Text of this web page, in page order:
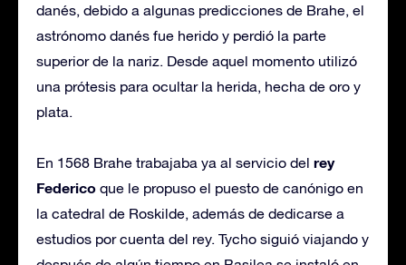
danés, debido a algunas predicciones de Brahe, el
astrónomo danés fue herido y perdió la parte
superior de la nariz. Desde aquel momento utilizó
una prótesis para ocultar la herida, hecha de oro y
plata.
En 1568 Brahe trabajaba ya al servicio del rey
Federico que le propuso el puesto de canónigo en
la catedral de Roskilde, además de dedicarse a
estudios por cuenta del rey. Tycho siguió viajando y